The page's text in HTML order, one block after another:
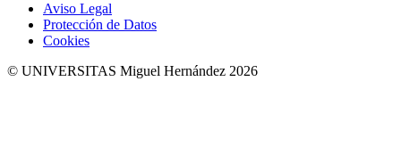
Aviso Legal
Protección de Datos
Cookies
© UNIVERSITAS Miguel Hernández 2026